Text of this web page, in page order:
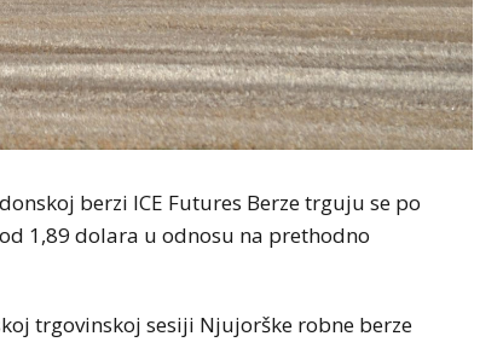
berzi ICE Futures Berze trguju se po
1,89 dolara u odnosu na prethodno
trgovinskoj sesiji Njujorške robne berze